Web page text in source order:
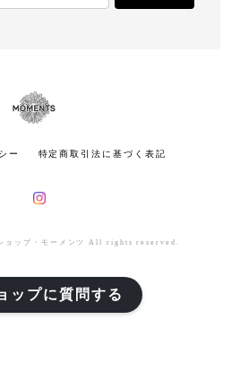
ー 特定商取引法に基づく表記
ョップ・モーメンツ All rights reserved.
ップに質問する